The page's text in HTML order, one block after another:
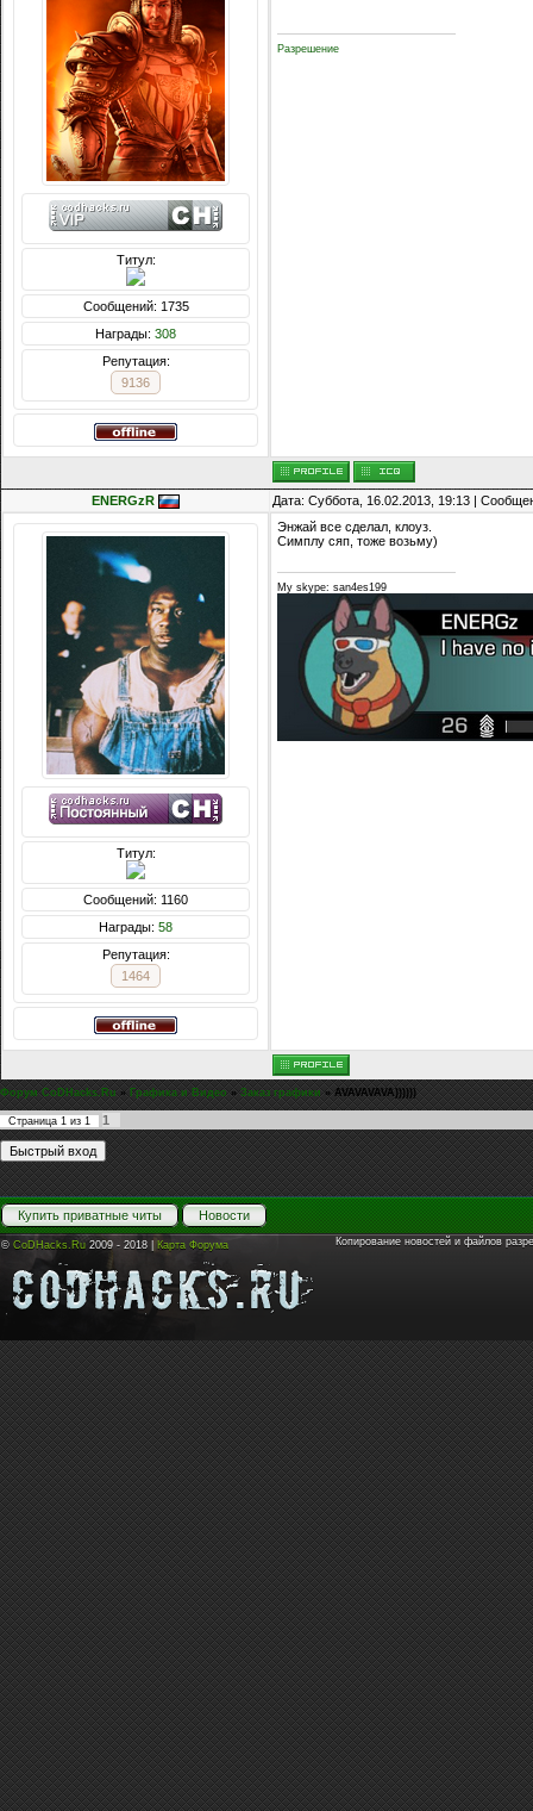
Титул:
Сообщений: 1735
Награды: 308
Репутация:
9136
Разрешение
ENERGzR Дата: Суббота, 16.02.2013, 19:13 |
Титул:
Сообщений: 1160
Награды: 58
Репутация:
1464
Энжай все сделал, клоуз.
Симплу сяп, тоже возьму)
My skype: san4es199
Форум CoDHacks.Ru » Графика и Видео » Заказ графики » AVAVAVAVA))))))
Страница 1 из 1 1
Купить приватные читы Новости
© CoDHacks.Ru 2009 - 2018 | Карта Форума Копирование новостей и файлов